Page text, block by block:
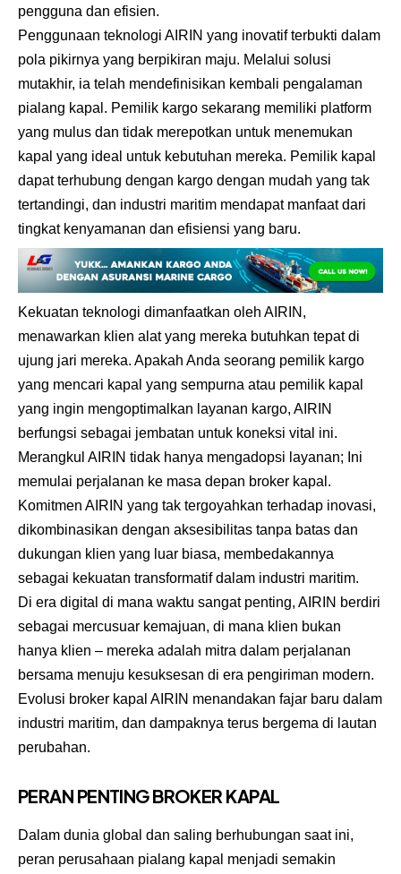
pengguna dan efisien.
Penggunaan teknologi AIRIN yang inovatif terbukti dalam
pola pikirnya yang berpikiran maju. Melalui solusi
mutakhir, ia telah mendefinisikan kembali pengalaman
pialang kapal. Pemilik kargo sekarang memiliki platform
yang mulus dan tidak merepotkan untuk menemukan
kapal yang ideal untuk kebutuhan mereka. Pemilik kapal
dapat terhubung dengan kargo dengan mudah yang tak
tertandingi, dan industri maritim mendapat manfaat dari
tingkat kenyamanan dan efisiensi yang baru.
Kekuatan teknologi dimanfaatkan oleh AIRIN,
menawarkan klien alat yang mereka butuhkan tepat di
ujung jari mereka. Apakah Anda seorang pemilik kargo
yang mencari kapal yang sempurna atau pemilik kapal
yang ingin mengoptimalkan layanan kargo, AIRIN
berfungsi sebagai jembatan untuk koneksi vital ini.
Merangkul AIRIN tidak hanya mengadopsi layanan; Ini
memulai perjalanan ke masa depan broker kapal.
Komitmen AIRIN yang tak tergoyahkan terhadap inovasi,
dikombinasikan dengan aksesibilitas tanpa batas dan
dukungan klien yang luar biasa, membedakannya
sebagai kekuatan transformatif dalam industri maritim.
Di era digital di mana waktu sangat penting, AIRIN berdiri
sebagai mercusuar kemajuan, di mana klien bukan
hanya klien – mereka adalah mitra dalam perjalanan
bersama menuju kesuksesan di era pengiriman modern.
Evolusi broker kapal AIRIN menandakan fajar baru dalam
industri maritim, dan dampaknya terus bergema di lautan
perubahan.
PERAN PENTING BROKER KAPAL
Dalam dunia global dan saling berhubungan saat ini,
peran perusahaan pialang kapal menjadi semakin